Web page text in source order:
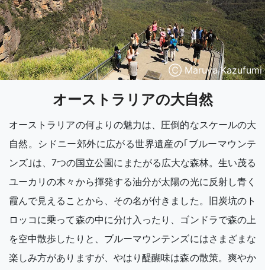
Ⓒ Maruya Kazufumi
オーストラリアの大自然
オーストラリアの何よりの魅力は、圧倒的なスケールの大
自然。シドニー郊外に広がる世界遺産の｢ブルーマウンテ
ンズ｣は、7つの国立公園にまたがる広大な森林。生い茂る
ユーカリの木々から揮発する油分が太陽の光に反射し青く
霞んで見えることから、その名が付きました。旧炭坑のト
ロッコに乗って森の中に分け入ったり、ゴンドラで森の上
を空中散歩したりと、ブルーマウンテンズにはさまざまな
楽しみ方がありますが、やはり醍醐味は森の散策。爽やか